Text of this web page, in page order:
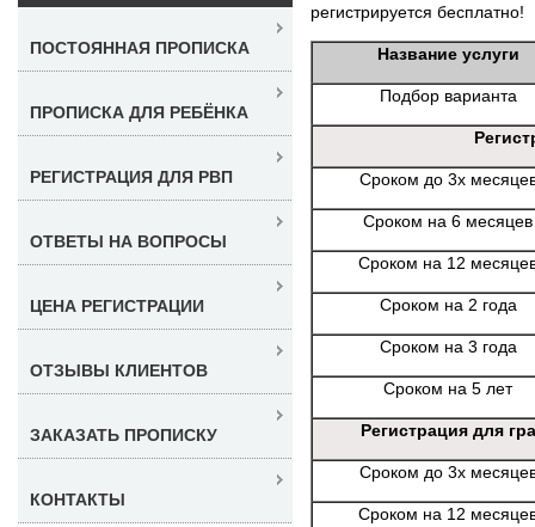
регистрируется бесплатно!
Название услуги
Подбор варианта
Сроком до 3х
Сроком на 6 месяцев
Сроком на 12
Сроком на 2 года
Сроком на 3 года
Сроком на 5 лет
Регистрация для
Сроком до 3х
Сроком на 12
ПОСТОЯННАЯ ПРОПИСКА
ПРОПИСКА ДЛЯ РЕБЁНКА
РЕГИСТРАЦИЯ ДЛЯ РВП
ОТВЕТЫ НА ВОПРОСЫ
ЦЕНА РЕГИСТРАЦИИ
ОТЗЫВЫ КЛИЕНТОВ
ЗАКАЗАТЬ ПРОПИСКУ
КОНТАКТЫ